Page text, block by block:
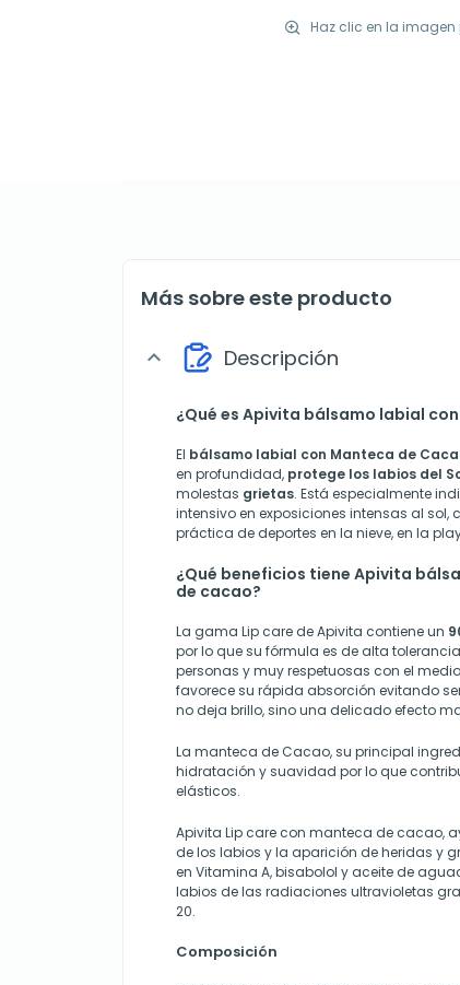
Haz clic en la
Más sobre este producto
expand_more Descripción
¿Qué es Apivita bálsamo labial
El bálsamo labial con Manteca de
en profundidad, protege los labios del
molestas grietas. Está especialmente
intensivo en exposiciones intensas al sol,
práctica de deportes en la nieve, en la
¿Qué beneficios tiene Apivita
de cacao?
La gama Lip care de Apivita contiene un
por lo que su fórmula es de alta
personas y muy respetuosas con el
favorece su rápida absorción evitando
no deja brillo, sino una delicado efecto
La manteca de Cacao, su principal
hidratación y suavidad por lo que
elásticos.
Apivita Lip care con manteca de cacao,
de los labios y la aparición de heridas y
en Vitamina A, bisabolol y aceite de
labios de las radiaciones ultravioletas
20.
Composición